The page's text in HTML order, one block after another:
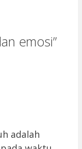
emosi”
adalah